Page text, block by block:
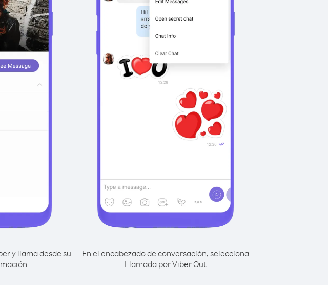
y llama desde su
En el encabezado de conversación, selecciona
Llamada por Viber Out